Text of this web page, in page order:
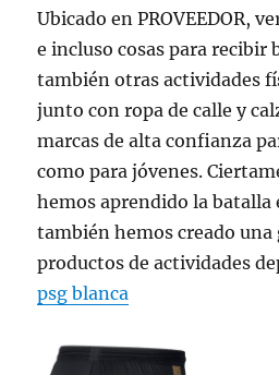
Ubicado en PROVEEDOR,
e incluso cosas para
también otras actividades
junto con ropa de calle y
marcas de alta confianza
como para jóvenes.
hemos aprendido la batalla
también hemos creado una
productos de actividades
psg blanca